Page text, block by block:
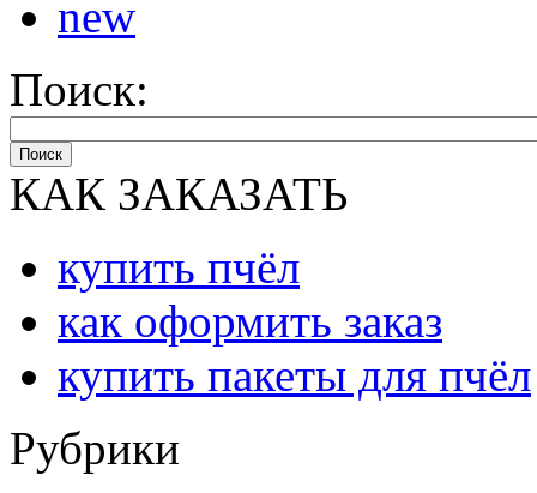
new
Поиск:
Поиск
КАК ЗАКАЗАТЬ
купить пчёл
как оформить заказ
купить пакеты для пчёл
Рубрики